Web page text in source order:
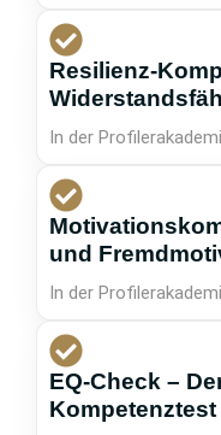
Resilienz-
In der
und
In der
EQ-Check –
Kompetenztest